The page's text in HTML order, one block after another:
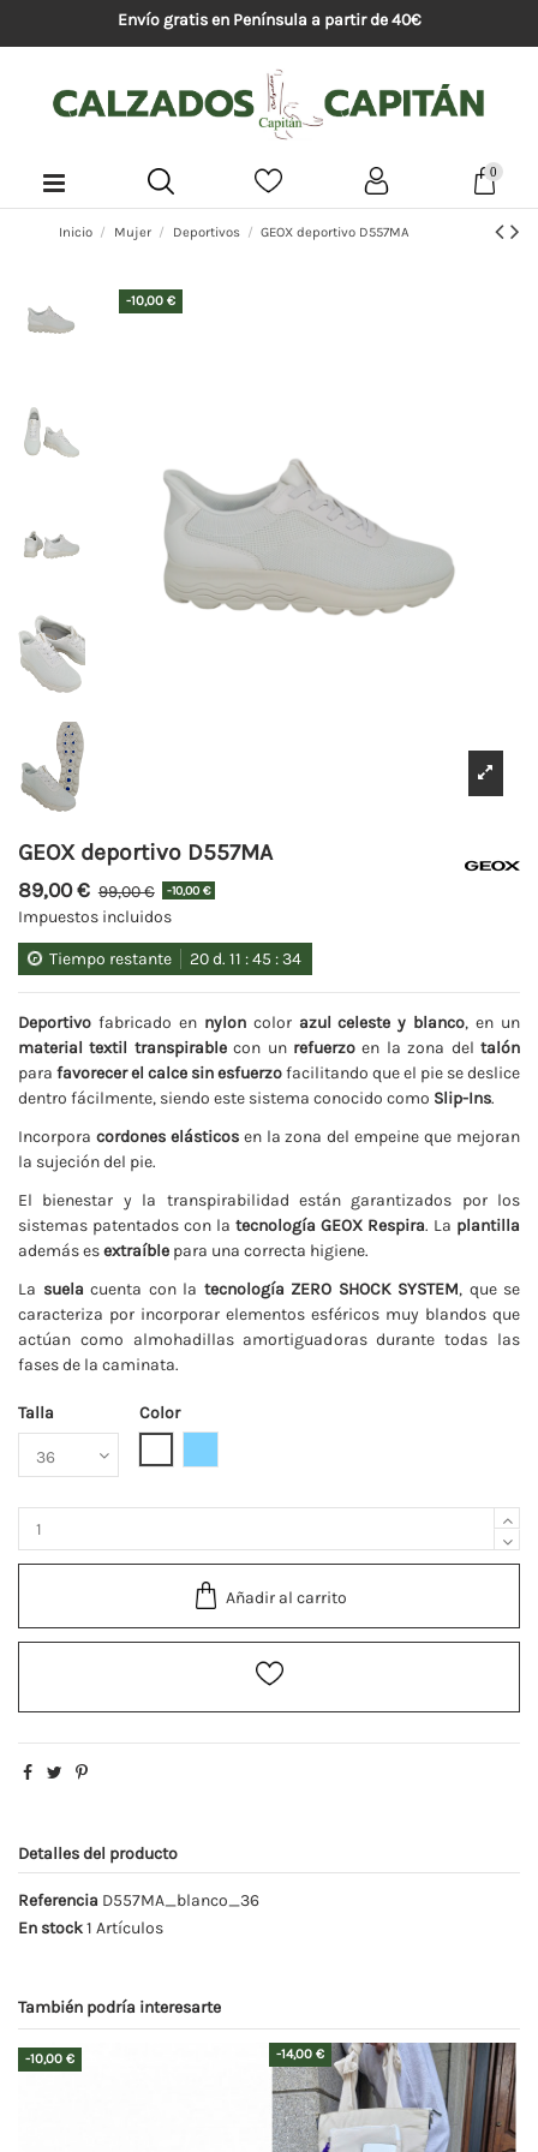
Envío gratis en Península a partir de 40€
0
Inicio Mujer Deportivos GEOX deportivo D557MA
-10,00 €
GEOX deportivo D557MA
89,00 € 99,00 € -10,00 €
Impuestos incluidos
Tiempo restante 20d. 11 :45 :34
Deportivo fabricado en nyloncolor azul celeste y blanco, en un
material textil transpirablecon un refuerzo en la zona deltalón
para favorecer el calce sin esfuerzofacilitando que el pie se deslice
dentro fácilmente, siendo este sistema conocido como Slip-Ins.
Incorpora cordones elásticosen la zona del empeine que mejoran
la sujeción del pie.
El bienestar y la transpirabilidad están garantizados por los
sistemas patentados con la tecnología GEOX Respira. La plantilla
además esextraíble para una correcta higiene.
La suela cuenta con la tecnología ZERO SHOCK SYSTEM, que se
caracteriza por incorporar elementos esféricos muy blandos que
actúan como almohadillas amortiguadoras durante todas las
fases de la caminata.
Talla
Color
Añadir al carrito
Detalles del producto
Referencia D557MA_blanco_36
En stock1 Artículos
También podría interesarte
-10,00 €